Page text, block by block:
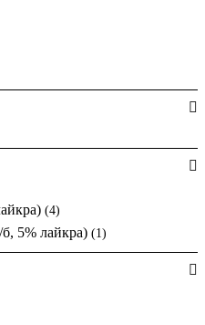
(4)
5% лайкра) (1)